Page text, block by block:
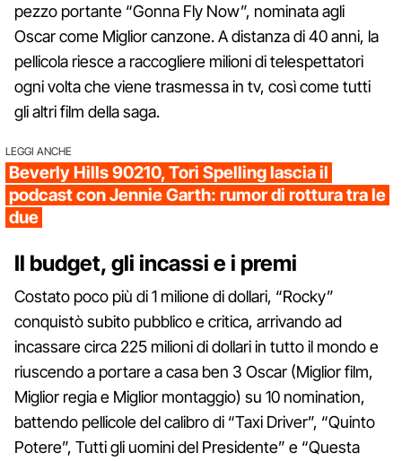
pezzo portante “Gonna Fly Now”, nominata agli
Oscar come Miglior canzone. A distanza di 40 anni, la
pellicola riesce a raccogliere milioni di telespettatori
ogni volta che viene trasmessa in tv, così come tutti
gli altri film della saga.
LEGGI ANCHE
Beverly Hills 90210, Tori Spelling lascia il
podcast con Jennie Garth: rumor di rottura tra le
due
Il budget, gli incassi e i premi
Costato poco più di 1 milione di dollari, “Rocky”
conquistò subito pubblico e critica, arrivando ad
incassare circa 225 milioni di dollari in tutto il mondo e
riuscendo a portare a casa ben 3 Oscar (Miglior film,
Miglior regia e Miglior montaggio) su 10 nomination,
battendo pellicole del calibro di “Taxi Driver”, “Quinto
Potere”, Tutti gli uomini del Presidente” e “Questa